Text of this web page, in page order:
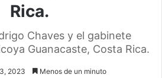
Rica.
Chaves y el gabinete
Guanacaste, Costa Rica.
2023 Menos de un minuto